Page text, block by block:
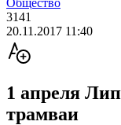
Общество
3141
20.11.2017 11:40
1 апреля
трамваи